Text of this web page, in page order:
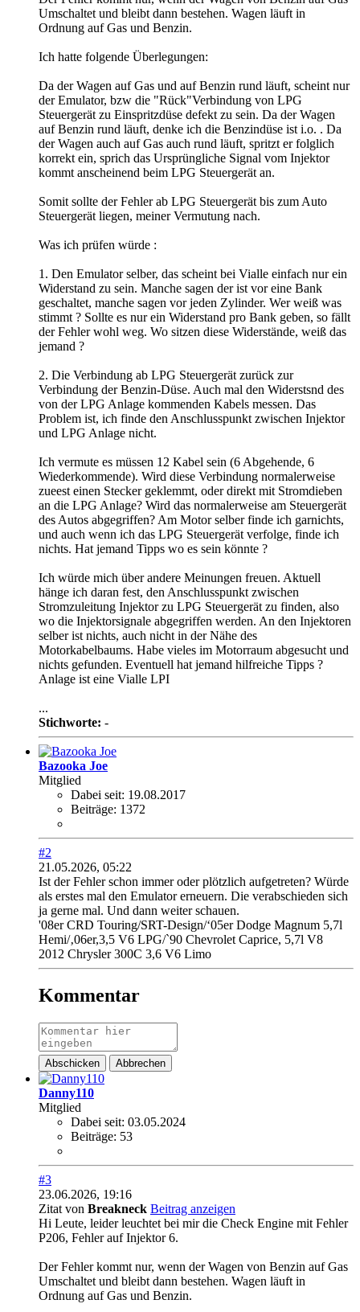
Umschaltet und bleibt dann bestehen. Wagen läuft in
Ordnung auf Gas und Benzin.
Ich hatte folgende Überlegungen:
Da der Wagen auf Gas und auf Benzin rund läuft, scheint nur
der Emulator, bzw die "Rück"Verbindung von LPG
Steuergerät zu Einspritzdüse defekt zu sein. Da der Wagen
auf Benzin rund läuft, denke ich die Benzindüse ist i.o. . Da
der Wagen auch auf Gas auch rund läuft, spritzt er folglich
korrekt ein, sprich das Ursprüngliche Signal vom Injektor
kommt anscheinend beim LPG Steuergerät an.
Somit sollte der Fehler ab LPG Steuergerät bis zum Auto
Steuergerät liegen, meiner Vermutung nach.
Was ich prüfen würde :
1. Den Emulator selber, das scheint bei Vialle einfach nur ein
Widerstand zu sein. Manche sagen der ist vor eine Bank
geschaltet, manche sagen vor jeden Zylinder. Wer weiß was
stimmt ? Sollte es nur ein Widerstand pro Bank geben, so fällt
der Fehler wohl weg. Wo sitzen diese Widerstände, weiß das
jemand ?
2. Die Verbindung ab LPG Steuergerät zurück zur
Verbindung der Benzin-Düse. Auch mal den Widerstsnd des
von der LPG Anlage kommenden Kabels messen. Das
Problem ist, ich finde den Anschlusspunkt zwischen Injektor
und LPG Anlage nicht.
Ich vermute es müssen 12 Kabel sein (6 Abgehende, 6
Wiederkommende). Wird diese Verbindung normalerweise
zueest einen Stecker geklemmt, oder direkt mit Stromdieben
an die LPG Anlage? Wird das normalerweise am Steuergerät
des Autos abgegriffen? Am Motor selber finde ich garnichts,
und auch wenn ich das LPG Steuergerät verfolge, finde ich
nichts. Hat jemand Tipps wo es sein könnte ?
Ich würde mich über andere Meinungen freuen. Aktuell
hänge ich daran fest, den Anschlusspunkt zwischen
Stromzuleitung Injektor zu LPG Steuergerät zu finden, also
wo die Injektorsignale abgegriffen werden. An den Injektoren
selber ist nichts, auch nicht in der Nähe des
Motorkabelbaums. Habe vieles im Motorraum abgesucht und
nichts gefunden. Eventuell hat jemand hilfreiche Tipps ?
Anlage ist eine Vialle LPI
...
Stichworte: -
Bazooka Joe
Mitglied
Dabei seit: 19.08.2017
Beiträge: 1372
#2
21.05.2026, 05:22
Ist der Fehler schon immer oder plötzlich aufgetreten? Würde
als erstes mal den Emulator erneuern. Die verabschieden sich
ja gerne mal. Und dann weiter schauen.
'08er CRD Touring/SRT-Design/‘05er Dodge Magnum 5,7l
Hemi/‚06er,3,5 V6 LPG/`90 Chevrolet Caprice, 5,7l V8
2012 Chrysler 300C 3,6 V6 Limo
Kommentar
Abschicken Abbrechen
Danny110
Mitglied
Dabei seit: 03.05.2024
Beiträge: 53
#3
23.06.2026, 19:16
Zitat von Breakneck Beitrag anzeigen
Hi Leute, leider leuchtet bei mir die Check Engine mit Fehler
P206, Fehler auf Injektor 6.
Der Fehler kommt nur, wenn der Wagen von Benzin auf Gas
Umschaltet und bleibt dann bestehen. Wagen läuft in
Ordnung auf Gas und Benzin.